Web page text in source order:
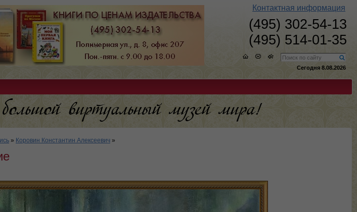
Контактная информация
(495) 302-54-13
(495) 514-01-35
Сегодня 8.08.2026
» Коровин Константин Алексеевич »